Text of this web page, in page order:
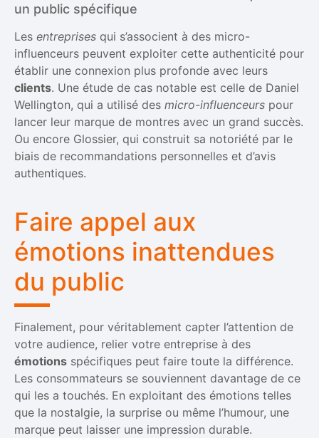
un public spécifique
Les entreprises qui s’associent à des micro-
influenceurs peuvent exploiter cette authenticité pour
établir une connexion plus profonde avec leurs
clients. Une étude de cas notable est celle de Daniel
Wellington, qui a utilisé des micro-influenceurs pour
lancer leur marque de montres avec un grand succès.
Ou encore Glossier, qui construit sa notoriété par le
biais de recommandations personnelles et d’avis
authentiques.
Faire appel aux
émotions inattendues
du public
Finalement, pour véritablement capter l’attention de
votre audience, relier votre entreprise à des
émotions spécifiques peut faire toute la différence.
Les consommateurs se souviennent davantage de ce
qui les a touchés. En exploitant des émotions telles
que la nostalgie, la surprise ou même l’humour, une
marque peut laisser une impression durable.